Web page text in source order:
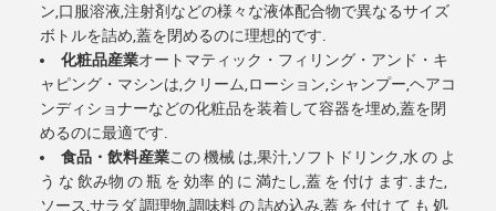
ン,口服溶液,注射剤などの様々な液体配合物で異なるサイズ
ボトルを詰め,蓋を閉めるのに理想的です.
化粧品産業オートマティック・フィリング・アンド・キ
ャピング・マシンは,クリーム,ローション,シャンプー,ヘアコ
ンディショナーなどの化粧品を装着して容器を埋め,蓋を閉
めるのに最適です.
食品・飲料産業この 機械 は,果汁,ソフトドリンク,水 の よ
う な 飲み物 の 瓶 を 効率 的 に 満たし,蓋 を 付け ます.また,
ソース,サラダ 調理物,調味料 の 詰め込み,蓋 を 付け て も 処